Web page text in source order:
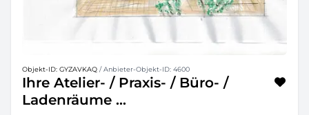
Objekt-ID: GYZAVKAQ / Anbieter-Objekt-ID: 4600
Ihre Atelier- / Praxis- / Büro- /
Ladenräume ...